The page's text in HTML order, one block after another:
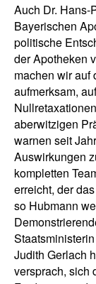
Auch Dr. Hans-
Bayerischen
politische
der Apotheken
machen wir auf
aufmerksam,
aberwitzigen
warnen seit
Auswirkungen
kompletten
erreicht, der
so Hubmann
Judith Gerlach
versprach, sich